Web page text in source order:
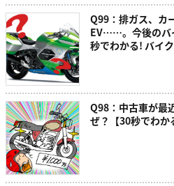
Q99：排ガス、カ
EV……。今後のバ
秒でわかる! バイク
Q98：中古車が最
ぜ？【30秒でわか